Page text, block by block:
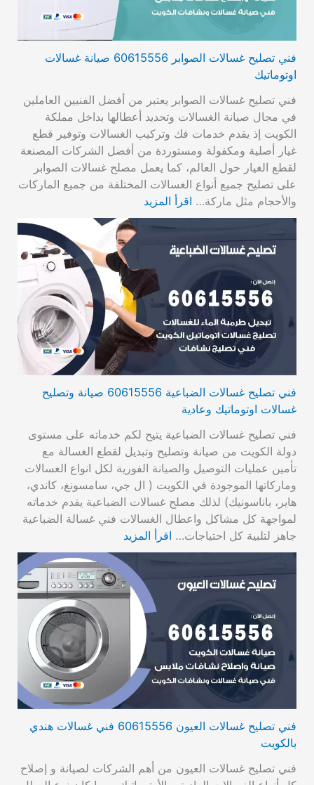
فني تصليح غسالات الصوابر 60615556 صيانة غسالات
اوتوماتيك
فني تصليح غسالات الصوابر يعتبر من أفضل الفنيين العاملين
في مجال صيانة الغسالات وتحديد أعطالها بداخل مملكة
الكويت إذ يقدم خدمات فك وتركيب الغسالات وتوفير قطع
غيار أصلية ومكفولة ومستوردة من أفضل الشركات المصنعة
لقطع الغيار حول العالم، كما يعمل مصلح غسالات الصوابر
على تصليح جميع أنواع الغسالات المختلفة من جميع الماركات
والأحجام مثل ماركة… اقرأ المزيد
فني تصليح غسالات الضباعية 60615556 صيانة وتصليح
غسالات اوتوماتيك وعادية
فني تصليح غسالات الضباعية يتيح لكم خدماته على مستوى
دولة الكويت من صيانة وتصليح وتبديل لقطع الغسالة مع
تأمين عمليات التوصيل والصيانة الفورية لكل انواع الغسالات
وماركاتها الموجودة في الكويت ( ال جي، سامسونغ، كاندي،
هاير، باناسونيك) لذلك مصلح غسالات الضباعية يقدم خدماته
لمواجهة كل مشاكل واعطال الغسالات فني غسالة الضباعية
جاهز لتلبية كل احتياجات… اقرأ المزيد
فني تصليح غسالات العيون 60615556 فني غسالات هندي
بالكويت
فني تصليح غسالات العيون من أهم الشركات لصيانة و إصلاح